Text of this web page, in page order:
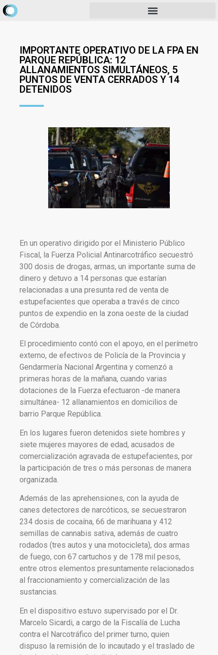
IMPORTANTE OPERATIVO DE LA FPA EN
PARQUE REPÚBLICA: 12
ALLANAMIENTOS SIMULTÁNEOS, 5
PUNTOS DE VENTA CERRADOS Y 14
DETENIDOS
En un operativo dirigido por el Ministerio Público
Fiscal, la Fuerza Policial Antinarcotráfico secuestró
300 dosis de drogas, armas, un importante suma de
dinero y detuvo a 14 personas que estarían
relacionadas a una presunta red de venta de
estupefacientes que operaba a través de cinco
puntos de expendio en la zona oeste de la ciudad
de Córdoba.
El procedimiento contó con el apoyo, en el perímetro
externo, de efectivos de Policía de la Provincia y
Gendarmería Nacional Argentina y comenzó a
primeras horas de la mañana, cuando varias
dotaciones de la Fuerza efectuaron -de manera
simultánea- 12 allanamientos en domicilios de
barrio Parque República.
En los lugares fueron detenidos siete hombres y
siete mujeres mayores de edad, acusados de
comercialización agravada de estupefacientes, por
la participación de tres o más personas de manera
organizada.
Además de las aprehensiones, con la ayuda de
canes detectores de narcóticos, se secuestraron
234 dosis de cocaína, 66 de marihuana y 412
semillas de cannabis sativa, además de cuatro
rodados (tres autos y una motocicleta), dos armas
de fuego, con 67 cartuchos y de 178 mil pesos,
entre otros elementos presuntamente relacionados
al fraccionamiento y comercialización de las
sustancias.
En el dispositivo estuvo supervisado por el Dr.
Marcelo Sicardi, a cargo de la Fiscalía de Lucha
contra el Narcotráfico del primer turno, quien
dispuso la remisión de lo incautado y el traslado de